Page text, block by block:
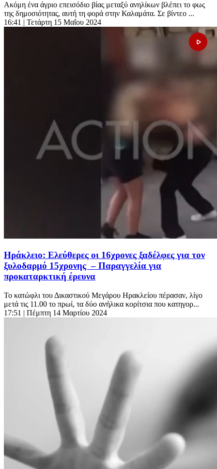
Ακόμη ένα άγριο επεισόδιο βίας μεταξύ ανηλίκων βλέπει το φως
της δημοσιότητας, αυτή τη φορά στην Καλαμάτα. Σε βίντεο ...
16:41 | Τετάρτη 15 Μαΐου 2024
Ηράκλειο: Ελεύθερες οι 16χρονες ξαδέλφες για τον
ξυλοδαρμό 15χρονης – Παραγγελία για
προκαταρκτική έρευνα
Το κατώφλι του Δικαστικού Μεγάρου Ηρακλείου πέρασαν, λίγο
μετά τις 11.00 το πρωί, τα δύο ανήλικα κορίτσια που κατηγορ...
17:51 | Πέμπτη 14 Μαρτίου 2024